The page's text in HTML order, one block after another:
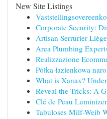
New Site Listings
Corporate Security:
Artisan Serrurier
Area Plumbing
Realizzazione
Półka łazienkowa
What is Xanax?
Reveal the Tricks: A
Clé de Peau
Tabuloses Milf-Weib